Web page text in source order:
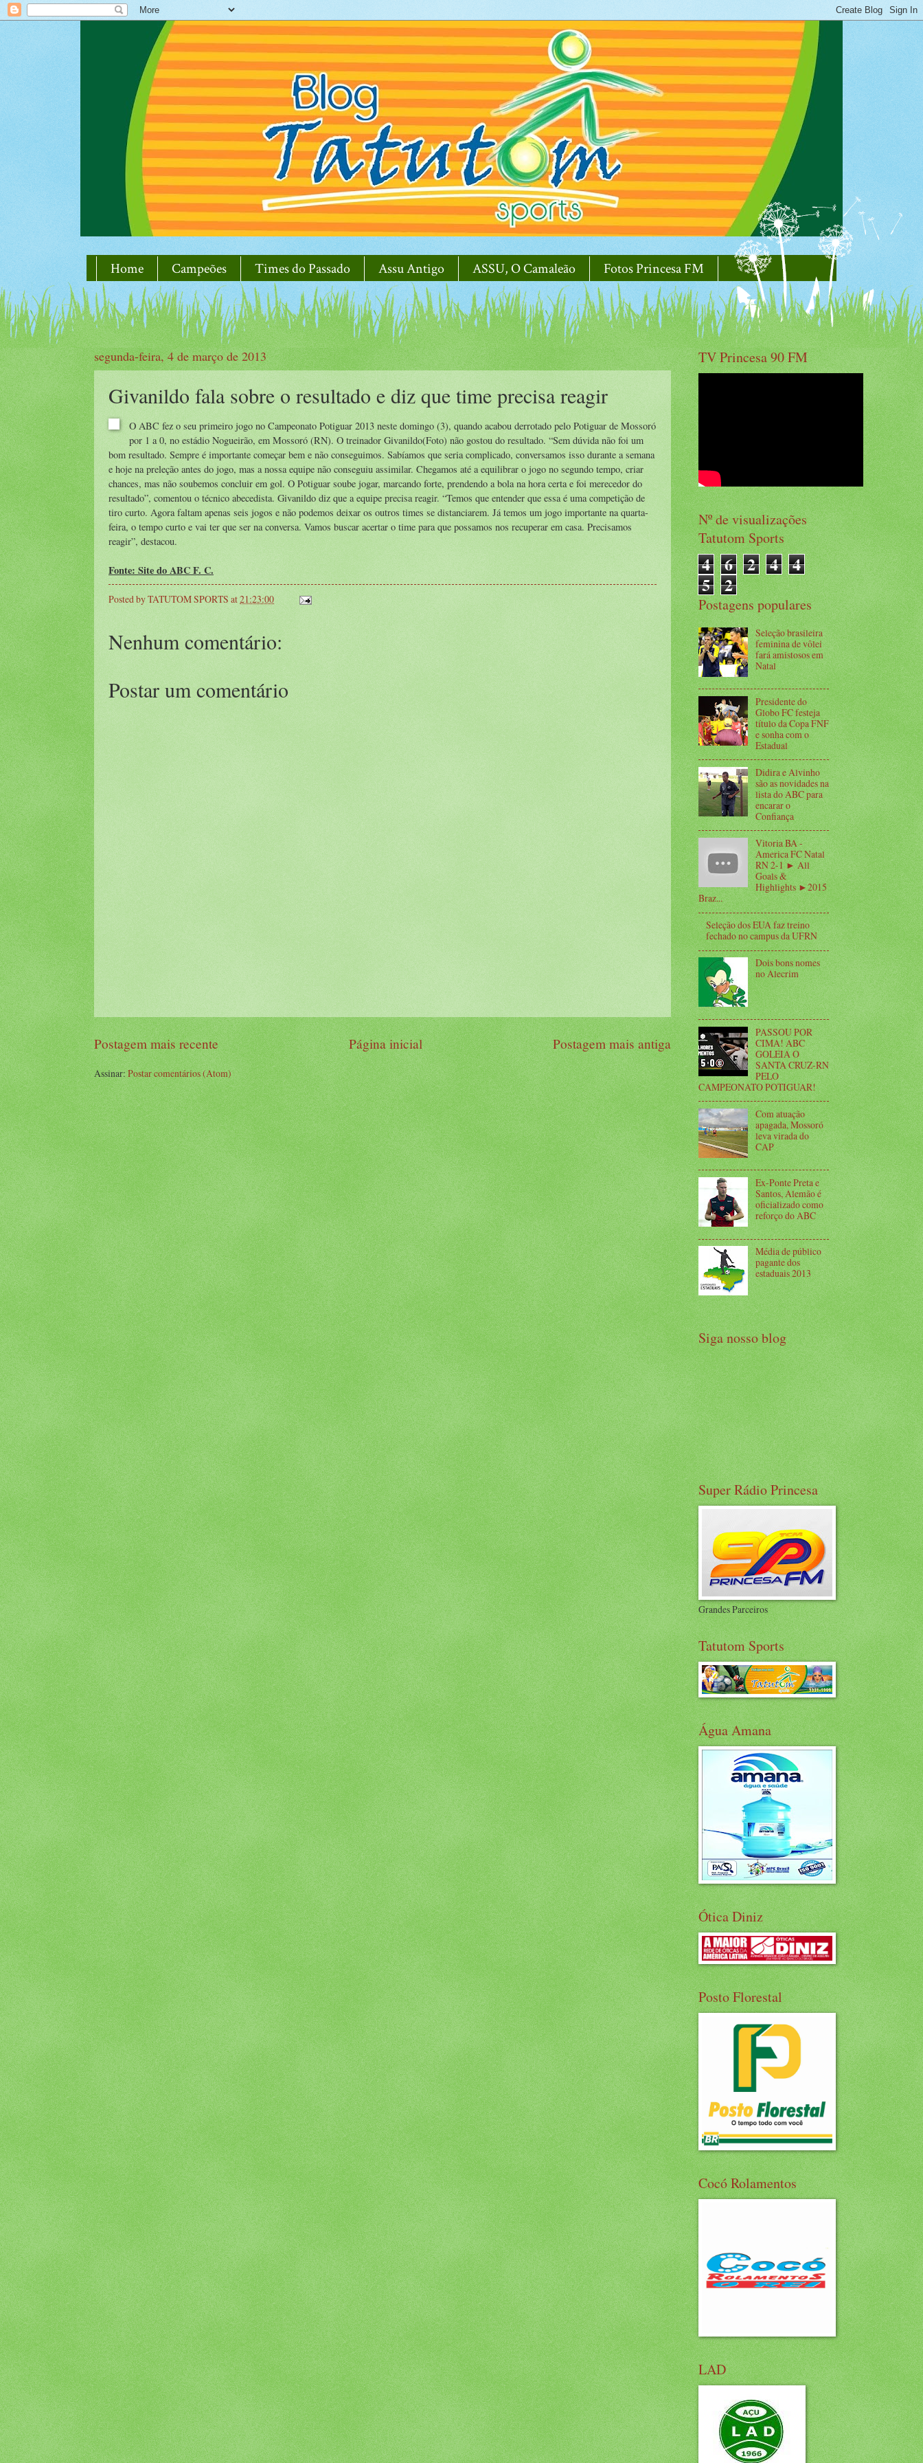
Home Campeões Times do Passado Assu Antigo ASSU, O Camaleão Fotos Princesa FM
segunda-feira, 4 de março de 2013
Givanildo fala sobre o resultado e diz que time precisa reagir
O ABC fez o seu primeiro jogo no Campeonato Potiguar 2013 neste domingo (3), quando acabou derrotado pelo Potiguar de Mossoró
por 1 a 0, no estádio Nogueirão, em Mossoró (RN). O treinador Givanildo(Foto) não gostou do resultado. “Sem dúvida não foi um
bom resultado. Sempre é importante começar bem e não conseguimos. Sabíamos que seria complicado, conversamos isso durante a semana
e hoje na preleção antes do jogo, mas a nossa equipe não conseguiu assimilar. Chegamos até a equilibrar o jogo no segundo tempo, criar
chances, mas não soubemos concluir em gol. O Potiguar soube jogar, marcando forte, prendendo a bola na hora certa e foi merecedor do
resultado”, comentou o técnico abecedista. Givanildo diz que a equipe precisa reagir. “Temos que entender que essa é uma competição de
tiro curto. Agora faltam apenas seis jogos e não podemos deixar os outros times se distanciarem. Já temos um jogo importante na quarta-
feira, o tempo curto e vai ter que ser na conversa. Vamos buscar acertar o time para que possamos nos recuperar em casa. Precisamos
reagir”, destacou.
Fonte: Site do ABC F. C.
Posted byTATUTOM SPORTS at21:23:00
Nenhum comentário:
Postar um comentário
Postagem mais recente Postagem mais antiga
Página inicial
Assinar:Postar comentários (Atom)
TV Princesa 90 FM
Nº de visualizações
Tatutom Sports
4 6 2 4 4
5 2
Postagens populares
Seleção brasileira
feminina de vôlei
fará amistosos em
Natal
Presidente do
Globo FC festeja
título da Copa FNF
e sonha com o
Estadual
Didira e Alvinho
são as novidades na
lista do ABC para
encarar o
Confiança
Vitoria BA -
America FC Natal
RN 2-1 ► All
Goals &
Highlights ►2015
Braz...
Seleção dos EUA faz treino
fechado no campus da UFRN
Dois bons nomes
no Alecrim
PASSOU POR
CIMA! ABC
GOLEIA O
SANTA CRUZ-RN
PELO
CAMPEONATO POTIGUAR!
Com atuação
apagada, Mossoró
leva virada do
CAP
Ex-Ponte Preta e
Santos, Alemão é
oficializado como
reforço do ABC
Média de público
pagante dos
estaduais 2013
Siga nosso blog
Super Rádio Princesa
Grandes Parceiros
Tatutom Sports
Água Amana
Ótica Diniz
Posto Florestal
Cocó Rolamentos
LAD